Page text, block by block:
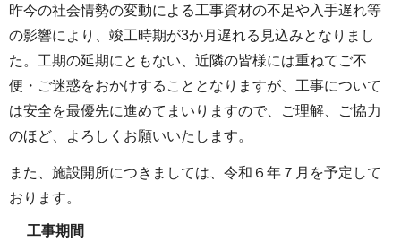
昨今の社会情勢の変動による工事資材の不足や入手遅れ等
の影響により、竣工時期が3か月遅れる見込みとなりまし
た。工期の延期にともない、近隣の皆様には重ねてご不
便・ご迷惑をおかけすることとなりますが、工事について
は安全を最優先に進めてまいりますので、ご理解、ご協力
のほど、よろしくお願いいたします。
また、施設開所につきましては、令和６年７月を予定して
おります。
工事期間